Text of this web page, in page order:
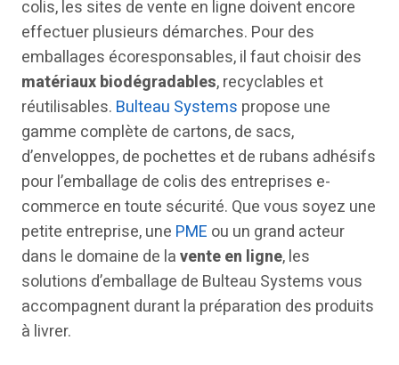
colis, les sites de vente en ligne doivent encore
effectuer plusieurs démarches. Pour des
emballages écoresponsables, il faut choisir des
matériaux biodégradables, recyclables et
réutilisables. Bulteau Systems propose une
gamme complète de cartons, de sacs,
d’enveloppes, de pochettes et de rubans adhésifs
pour l’emballage de colis des entreprises e-
commerce en toute sécurité. Que vous soyez une
petite entreprise, une PME ou un grand acteur
dans le domaine de lavente en ligne, les
solutions d’emballage de Bulteau Systems vous
accompagnent durant la préparation des produits
à livrer.